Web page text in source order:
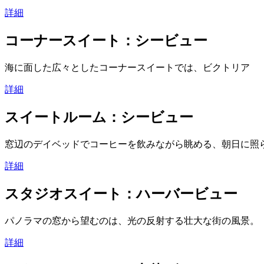
詳細
コーナースイート：シービュー
海に面した広々としたコーナースイートでは、ビクトリア
詳細
スイートルーム：シービュー
窓辺のデイベッドでコーヒーを飲みながら眺める、朝日に照
詳細
スタジオスイート：ハーバービュー
パノラマの窓から望むのは、光の反射する壮大な街の風景。
詳細